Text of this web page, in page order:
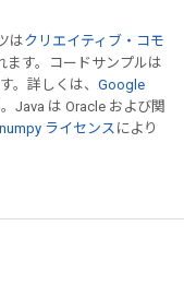
はクリエイティブ・コモ
ます。コードサンプルは
。詳しくは、 Google
Java は Oracle および関
numpy ライセンス により